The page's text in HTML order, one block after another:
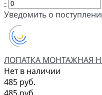
-
Уведомить о
ЛОПАТКА МОНТАЖНАЯ
Нет в наличии
485 руб.